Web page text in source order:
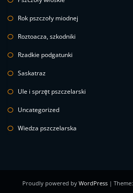
Rok pszczoły miodnej
Roztoacza, szkodniki
Rzadkie podgatunki
Saskatraz
Ule i sprzęt pszczelarski
Uncategorized
Wiedza pszczelarska
Proudly powered by WordPress | Theme: